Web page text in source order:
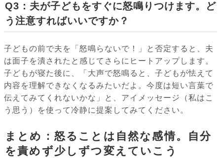
Q3：夫が子どもをすぐに怒鳴りつけます。ど
う注意すればいいですか？
子どもの前で夫を「怒鳴らないで！」と否定すると、夫
は面子を潰されたと感じてさらにヒートアップします。
子どもが寝た後に、「大声で怒鳴ると、子どもが怯えて
内容を理解できなくなるみたいだよ。今度は短い言葉で
伝えてみてくれないかな」と、アイメッセージ（私はこ
う思う）を使って冷静に提案してみてください。
まとめ：怒ることは自然な感情。自分
を責めず少しずつ変えていこう